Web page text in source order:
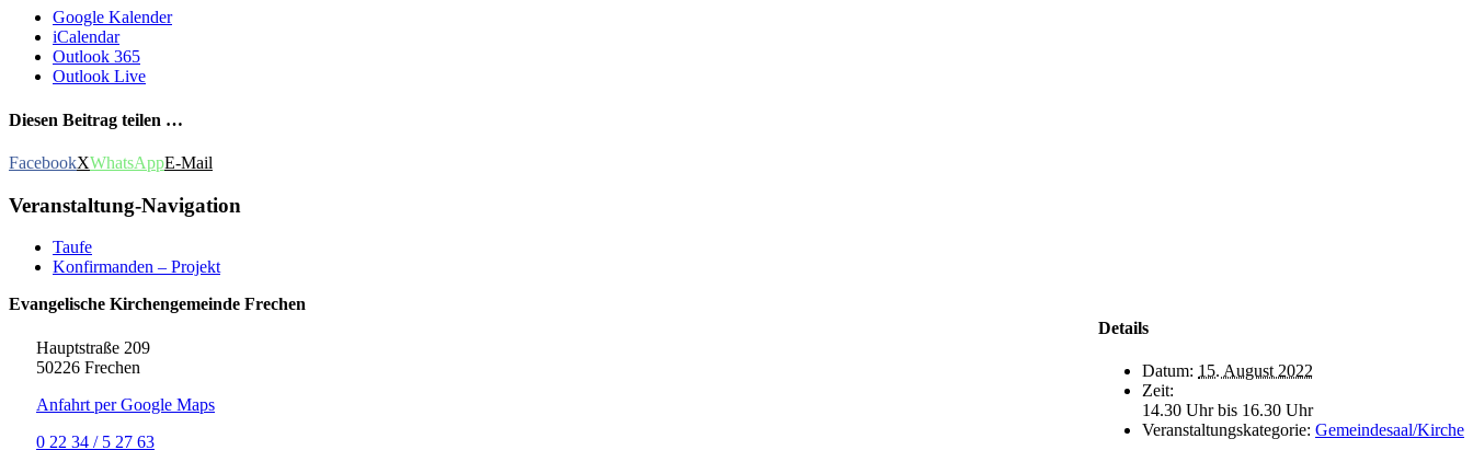
Google Kalender
iCalendar
Outlook 365
Outlook Live
Diesen Beitrag teilen …
FacebookXWhatsAppE-Mail
Veranstaltung-Navigation
Taufe
Konfirmanden – Projekt
Details
Datum: 15. August 2022
Zeit:
14.30 Uhr bis 16.30 Uhr
Veranstaltungskategorie: Gemeindesaal/Kirche
Evangelische Kirchengemeinde Frechen
Hauptstraße 209
50226 Frechen
Anfahrt per Google Maps
0 22 34 / 5 27 63